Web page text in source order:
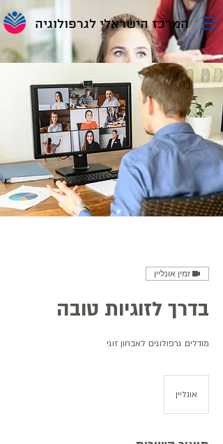
המרכז הישראלי לגרפולוגיה
זמין אונליין
בדרך לזוגיות טובה
מודלים גרפולוגים לאבחון זוגי
אונליין